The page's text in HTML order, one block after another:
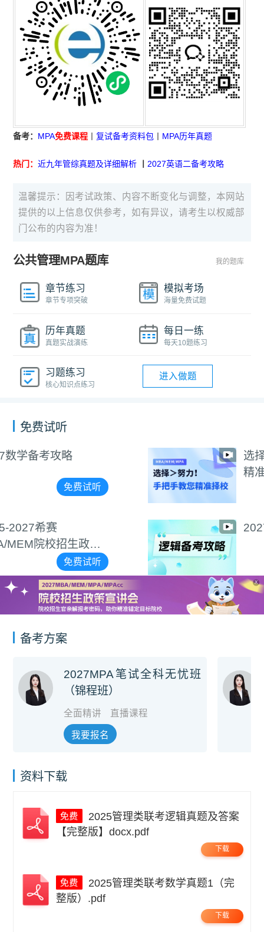
备考： MPA免费课程 丨复试备考资料包 MPA历年真题
热门：近九年管综真题及详细解析 2027英语二备考攻略
温馨提示：因考试政策、内容不断变化与调整，本网站
提供的以上信息仅供参考，如有异议，请考生以权威部
门公布的内容为准！
公共管理MPA题库 我的题库
章节练习
章节专项突破
模拟考场
海量免费试题
历年真题
真题实战演练
每日一练
每天10题练习
习题练习
核心知识点练习
进入做题
免费试听
选择＞努力！手把手教您
精准择校
免费试听
2027逻辑备考攻略
免费试听
X
备考方案
2027MPA笔试全科无忧班
（锦程班）
全面精讲 直播课程
我要报名
资料下载
【完整版】docx.pdf
下载
整版）.pdf
下载